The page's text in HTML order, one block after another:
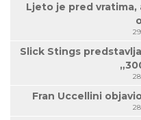
Ljeto je pred vratima,
Slick Stings
Fran Uccellini